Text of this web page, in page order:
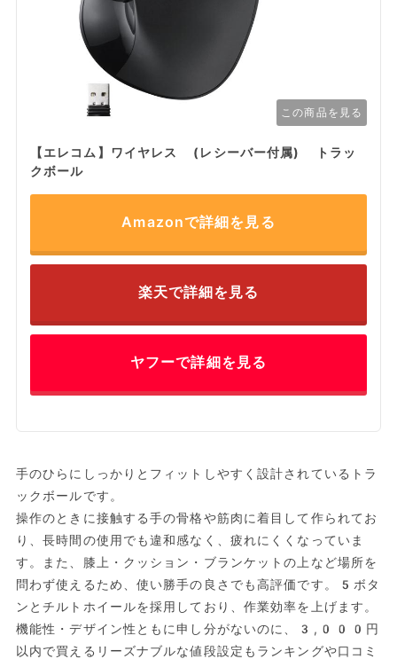
この商品を見る
【エレコム】ワイヤレス (レシーバー付属) トラッ
クボール
Amazonで詳細を見る
楽天で詳細を見る
ヤフーで詳細を見る
手のひらにしっかりとフィットしやすく設計されているトラ
ックボールです。
操作のときに接触する手の骨格や筋肉に着目して作られてお
り、長時間の使用でも違和感なく、疲れにくくなっていま
す。また、膝上・クッション・ブランケットの上など場所を
問わず使えるため、使い勝手の良さでも高評価です。5ボタ
ンとチルトホイールを採用しており、作業効率を上げます。
機能性・デザイン性ともに申し分がないのに、3,000円
以内で買えるリーズナブルな値段設定もランキングや口コミ